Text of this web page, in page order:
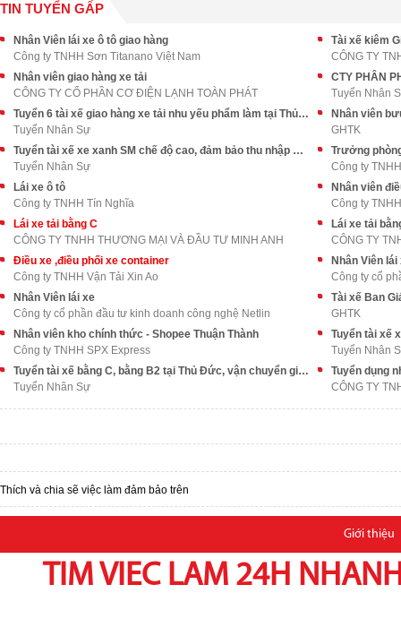
TIN TUYỂN GẤP
Nhân Viên lái xe ô tô giao hàng
Công ty TNHH Sơn Titanano Việt Nam
Tài xế kiêm
CÔNG TY
Nhân viên giao hàng xe tải
CÔNG TY CỔ PHẦN CƠ ĐIỆN LẠNH TOÀN PHÁT
Tuyển Nhân
Tuyển 6 tài xế giao hàng xe tải nhu yếu phẩm làm tại Thủ Đức
Tuyển Nhân Sự
Nhân viên
GHTK
Tuyển tài xế xe xanh SM chế độ cao, đảm bảo thu nhập ổn định
Tuyển Nhân Sự
Trưởng
Công ty
Lái xe ô tô
Công ty TNHH Tín Nghĩa
Nhân viên
Công ty
Lái xe tải bằng C
CÔNG TY TNHH THƯƠNG MẠI VÀ ĐẦU TƯ MINH ANH
Lái xe tải
CÔNG TY
Điều xe ,điều phối xe container
Công ty TNHH Vận Tải Xin Ao
Nhân Viên lái
Công ty cổ
Nhân Viên lái xe
Công ty cổ phần đầu tư kinh doanh công nghệ Netlin
Tài xế Ban
GHTK
Nhân viên kho chính thức - Shopee Thuận Thành
Công ty TNHH SPX Express
Tuyển Nhân
Tuyển tài xế bằng C, bằng B2 tại Thủ Đức, vận chuyển giao hàng
Tuyển Nhân Sự
Tuyển dụng
Thích và chia sẽ việc làm đảm bảo trên
Giới thiệu
TIM VIEC LAM 24H